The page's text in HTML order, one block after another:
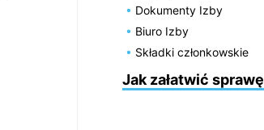
Dokumenty Izby
Biuro Izby
Składki członkowskie
Jak załatwić sprawę